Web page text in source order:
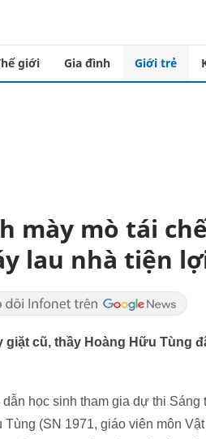
giới Gia đình Giới trẻ
mày mò tái
lau nhà tiện
cũ, thầy Hoàng Hữu Tùng
học sinh tham gia dự thi Sáng
(SN 1971, giáo viên môn